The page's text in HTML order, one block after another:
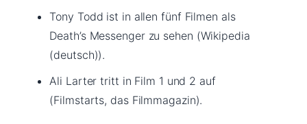
Tony Todd ist in allen fünf Filmen als
Death’s Messenger zu sehen (Wikipedia
(deutsch)).
Ali Larter tritt in Film 1 und 2 auf
(Filmstarts, das Filmmagazin).